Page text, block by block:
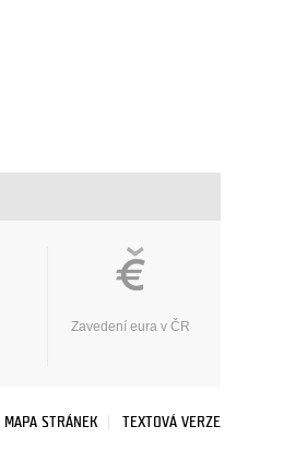
Zavedení eura v ČR
MAPA STRÁNEK TEXTOVÁ VERZE